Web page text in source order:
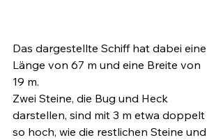
Das dargestellte Schiff hat dabei eine
Länge von 67 m und eine Breite von
19 m.
Zwei Steine, die Bug und Heck
darstellen, sind mit 3 m etwa doppelt
so hoch, wie die restlichen Steine und